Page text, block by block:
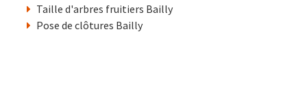
Taille d'arbres fruitiers Bailly
Pose de clôtures Bailly